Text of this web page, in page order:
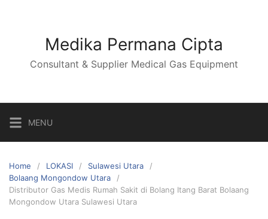
Medika Permana Cipta
Consultant & Supplier Medical Gas Equipment
MENU
Home LOKASI
Sulawesi Utara
Bolaang Mongondow Utara
Distributor Gas Medis Rumah Sakit di Bolang Itang Barat Bolaang
Mongondow Utara Sulawesi Utara